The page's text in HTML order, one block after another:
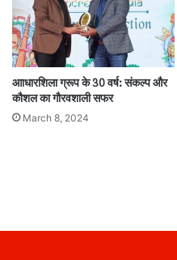
आाधारशिला ग्रूप के 30 वर्ष: संकल्प और
कौशल का गौरवशाली सफर
March 8, 2024